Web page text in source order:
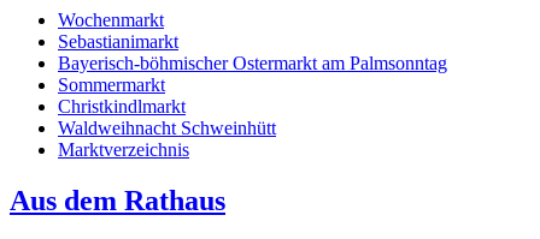
Wochenmarkt
Sebastianimarkt
Bayerisch-böhmischer Ostermarkt am Palmsonntag
Sommermarkt
Christkindlmarkt
Waldweihnacht Schweinhütt
Marktverzeichnis
Aus dem Rathaus